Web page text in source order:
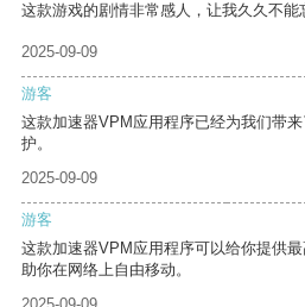
这款游戏的剧情非常感人，让我久久不能
2025-09-09
游客
这款加速器VPM应用程序已经为我们带
护。
2025-09-09
游客
这款加速器VPM应用程序可以给你提供
助你在网络上自由移动。